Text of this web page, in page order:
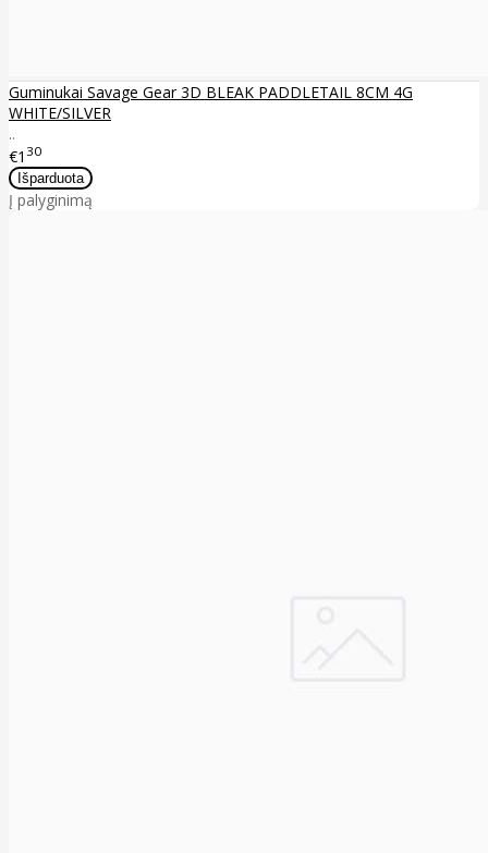
Guminukai Savage Gear 3D BLEAK PADDLETAIL 8CM 4G
WHITE/SILVER
..
€1 30
Į palyginimą